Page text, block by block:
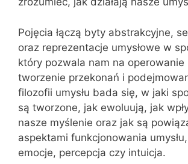
Pojęcia łączą byty abstrakcyjne,
oraz reprezentacje umysłowe w
który pozwala nam na operowanie
tworzenie przekonań i
filozofii umysłu bada się, w jaki
są tworzone, jak ewoluują, jak
nasze myślenie oraz jak są
aspektami funkcjonowania
emocje, percepcja czy intuicja.